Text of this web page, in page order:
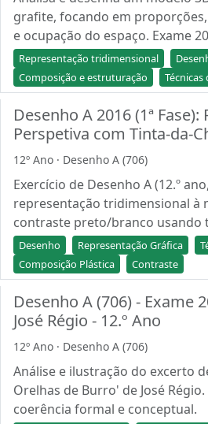
grafite, focando em
e ocupação do espaço. Exame
Representação tridimensional
Composição e estruturação
Desenho A 2016 (1ª
Perspetiva com Tinta-da-
12º Ano · Desenho A (706)
Exercício de Desenho A (12.º
representação tridimensional à
contraste preto/branco usando
Desenho Representação Gráfica
Composição Plástica
Contraste
Desenho A (706) - Exame
José Régio - 12.º Ano
12º Ano · Desenho A (706)
Análise e ilustração do excerto
Orelhas de Burro' de José
coerência formal e conceptual.